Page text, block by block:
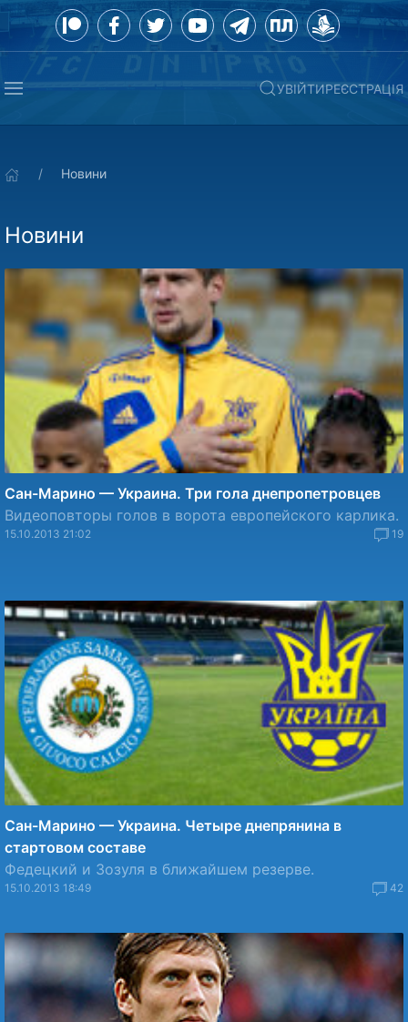
УВІЙТИРЕЄСТРАЦІЯ
Новини
Новини
Сан-Марино — Украина. Три гола днепропетровцев
Видеоповторы голов в ворота европейского карлика.
15.10.2013 21:02 19
Сан-Марино — Украина. Четыре днепрянина в
стартовом составе
Федецкий и Зозуля в ближайшем резерве.
15.10.2013 18:49 42